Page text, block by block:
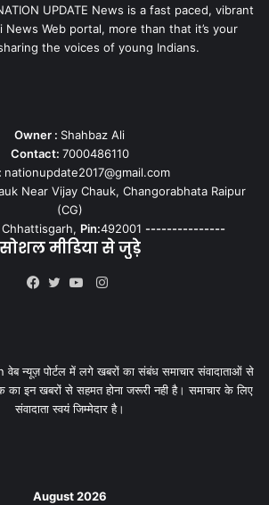
UPDATE News is a fast paced, vibrant
News Web portal, more than that it’s your
the voices of young Indians.
Owner : Shahbaz Ali
Contact: 7000486110
nationupdate2017@gmail.com
Near Vijay Chauk, Changorabhata Raipur
(CG)
Chhattisgarh, Pin:492001 ---------------
सोशल मीडिया से जुड़े
Instagram
न्यूज़ पोर्टल में लगे खबरों का संबंध समाचार संवादाताओं से
का इन खबरों से सहमत होना जरूरी नही है। समाचार के लिए
संवादाता स्वयं जिम्मेदार है।
August 2026